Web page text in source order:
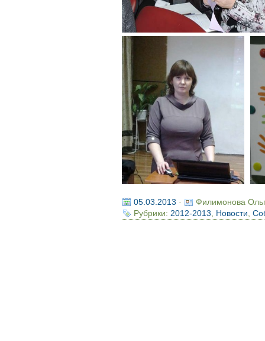
05.03.2013 ·
Филимонова
Рубрики: 2012-2013, Новости,